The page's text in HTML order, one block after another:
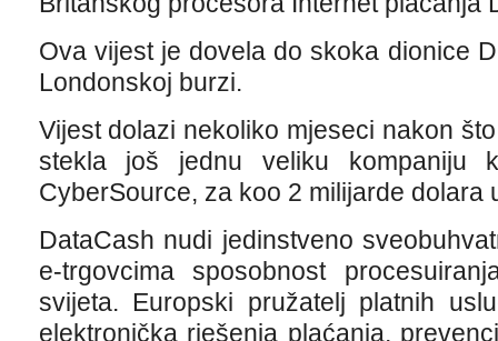
Ova vijest je dovela do skoka dionice
Londonskoj burzi.
Vijest dolazi nekoliko mjeseci nakon
stekla još jednu veliku kompaniju
CyberSource, za koo 2 milijarde dolara
DataCash nudi jedinstveno
e-trgovcima sposobnost
svijeta. Europski pružatelj platnih
elektronička rješenja plaćanja,